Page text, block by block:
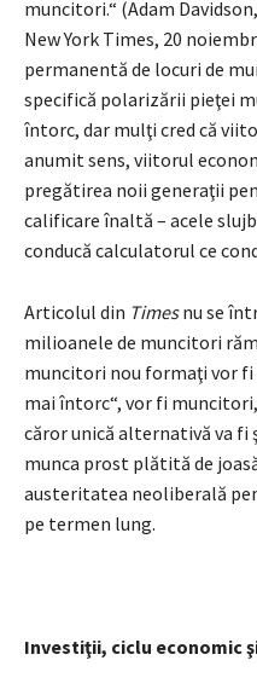
muncitori.“ (Adam Davidson,
New York Times, 20
permanentă de locuri de
specifică polarizării pieţei
întorc, dar mulţi cred că
anumit sens, viitorul
pregătirea noii generaţii
calificare înaltă – acele
conducă calculatorul ce
Articolul din Timesnu se
milioanele de muncitori
muncitori nou formaţi vor fi
mai întorc“, vor fi
căror unică alternativă va fi
munca prost plătită de
austeritatea neoliberală
pe termen lung.
Investiţii, ciclu economic